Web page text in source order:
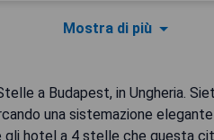
Mostra di più
a Budapest, in Ungheria.
una sistemazione
hotel a 4 stelle che questa